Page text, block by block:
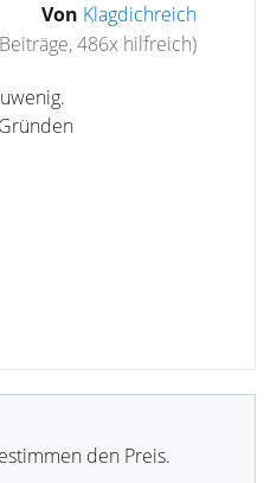
Von Klagdichreich
486x hilfreich)
den Preis.